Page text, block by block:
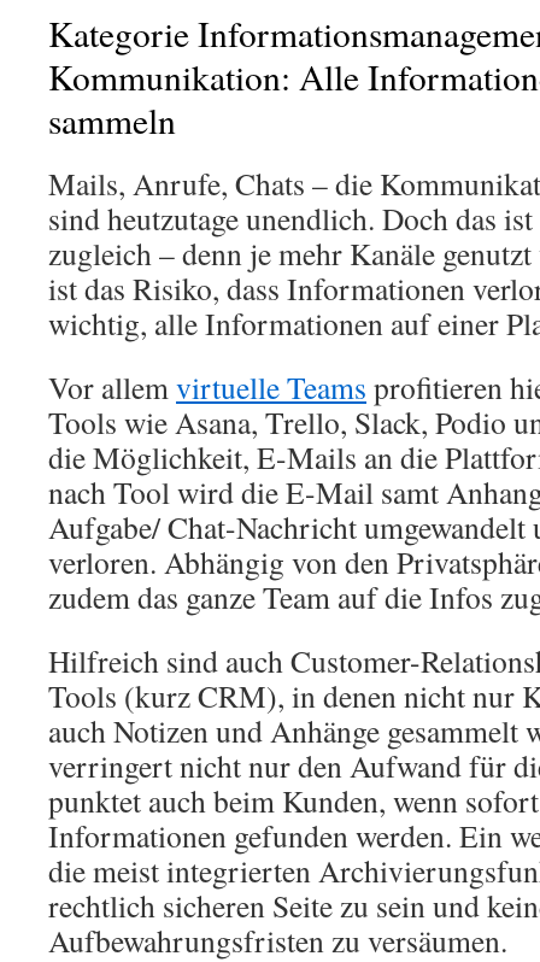
Kategorie
Kommunikation: Alle
sammeln
Mails, Anrufe, Chats – die
sind heutzutage unendlich. Doch das
zugleich – denn je mehr Kanäle
ist das Risiko, dass Informationen
wichtig, alle Informationen auf einer
Vor allemvirtuelle Teams profitieren
Tools wie Asana, Trello, Slack, Podio
die Möglichkeit, E-Mails an die
nach Tool wird die E-Mail samt
Aufgabe/ Chat-Nachricht umgewandelt
verloren. Abhängig von den
zudem das ganze Team auf die Infos
Hilfreich sind auch Customer-
Tools (kurz CRM), in denen nicht nur
auch Notizen und Anhänge gesammelt
verringert nicht nur den Aufwand für
punktet auch beim Kunden, wenn
Informationen gefunden werden. Ein
die meist integrierten
rechtlich sicheren Seite zu sein und
Aufbewahrungsfristen zu versäumen.